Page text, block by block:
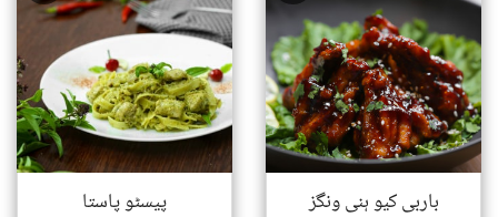
پیسٹو پاستا باربی کیو ہنی ونگز